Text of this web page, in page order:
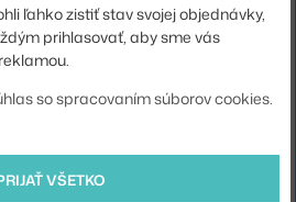
AA84
ľahko zistiť stav svojej objednávky,
prihlasovať, aby sme vás
so spracovaním súborov cookies.
VŠETKO